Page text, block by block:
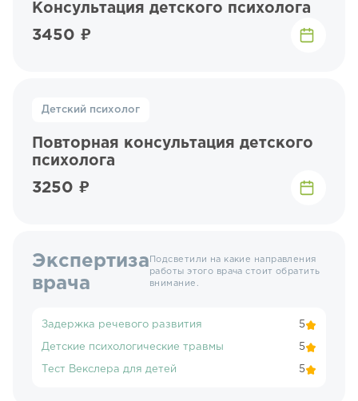
Консультация детского психолога
3450 ₽
Детский психолог
Повторная консультация детского
психолога
3250 ₽
Экспертиза
врача
Подсветили на какие направления
работы этого врача стоит обратить
внимание.
Задержка речевого развития 5
Детские психологические травмы 5
Тест Векслера для детей 5